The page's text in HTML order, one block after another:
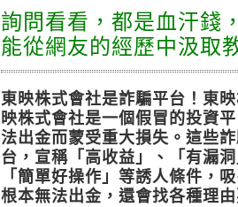
詢問看看，都是血汗錢
能從網友的經歷中汲取
東映株式會社是詐騙平台！東
映株式會社是一個假冒的投資
法出金而蒙受重大損失。這些
台，宣稱「高收益」、「有漏
「簡單好操作」等誘人條件，
根本無法出金，還會找各種理